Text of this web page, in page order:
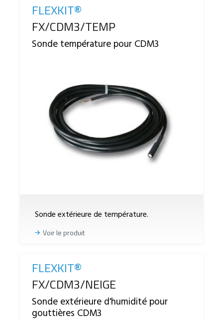
FLEXKIT®
Reference
FX/CDM3/TEMP
Sonde température pour CDM3
Sonde extérieure de température.
Voir le produit
FLEXKIT®
Reference
FX/CDM3/NEIGE
Sonde extérieure d'humidité pour
gouttières CDM3